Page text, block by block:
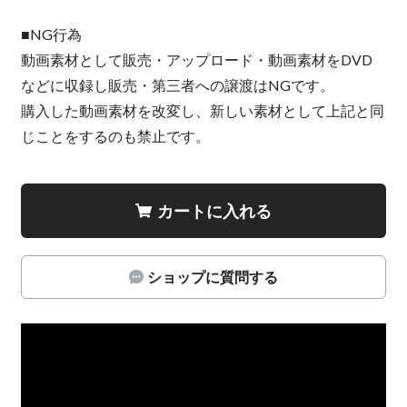
■NG行為
動画素材として販売・アップロード・動画素材をDVD
などに収録し販売・第三者への譲渡はNGです。
購入した動画素材を改変し、新しい素材として上記と同
じことをするのも禁止です。
カートに入れる
ショップに質問する